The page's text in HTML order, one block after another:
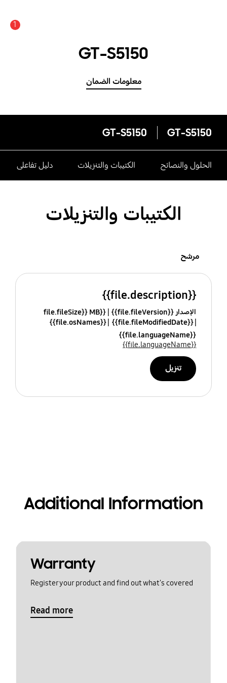
1
GT-S5150
معلومات الضمان
GT-S5150
GT-S5150
الحلول والنصائح الكتيبات والتنزيلات دليل تفاعلى
الكتيبات والتنزيلات
مرشح
{{file.description}}
الإصدار {{file.fileVersion}}
{{file.fileSize}} MB
{{file.fileModifiedDate}}
{{file.osNames}}
{{file.languageName}}
{{file.languageName}}
تنزيل
Additional Information
Warranty
Register your product and find out what's covered
Read more